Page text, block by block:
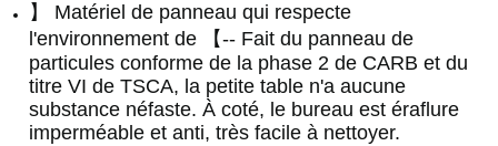
】 Matériel de panneau qui respecte
l'environnement de 【-- Fait du panneau de
particules conforme de la phase 2 de CARB et du
titre VI de TSCA, la petite table n'a aucune
substance néfaste. À coté, le bureau est éraflure
imperméable et anti, très facile à nettoyer.